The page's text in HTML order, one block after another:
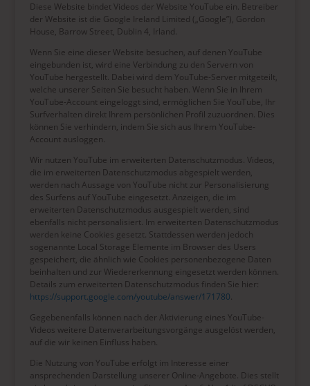
Diese Website bindet Videos der Website YouTube ein. Betreiber
der Website ist die Google Ireland Limited („Google”), Gordon
House, Barrow Street, Dublin 4, Irland.
Wenn Sie eine dieser Website besuchen, auf denen YouTube
eingebunden ist, wird eine Verbindung zu den Servern von
YouTube hergestellt. Dabei wird dem YouTube-Server mitgeteilt,
welche unserer Seiten Sie besucht haben. Wenn Sie in Ihrem
YouTube-Account eingeloggt sind, ermöglichen Sie YouTube, Ihr
Surfverhalten direkt Ihrem persönlichen Profil zuzuordnen. Dies
können Sie verhindern, indem Sie sich aus Ihrem YouTube-
Account ausloggen.
Wir nutzen YouTube im erweiterten Datenschutzmodus. Videos,
die im erweiterten Datenschutzmodus abgespielt werden,
werden nach Aussage von YouTube nicht zur Personalisierung
des Surfens auf YouTube eingesetzt. Anzeigen, die im
erweiterten Datenschutzmodus ausgespielt werden, sind
ebenfalls nicht personalisiert. Im erweiterten Datenschutzmodus
werden keine Cookies gesetzt. Stattdessen werden jedoch
sogenannte Local Storage Elemente im Browser des Users
gespeichert, die ähnlich wie Cookies personenbezogene Daten
beinhalten und zur Wiedererkennung eingesetzt werden können.
Details zum erweiterten Datenschutzmodus finden Sie hier:
https://support.google.com/youtube/answer/171780.
Gegebenenfalls können nach der Aktivierung eines YouTube-
Videos weitere Datenverarbeitungsvorgänge ausgelöst werden,
auf die wir keinen Einfluss haben.
Die Nutzung von YouTube erfolgt im Interesse einer
ansprechenden Darstellung unserer Online-Angebote. Dies stellt